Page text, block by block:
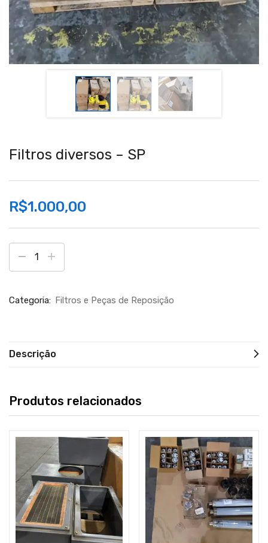
Filtros diversos – SP
R$1.000,00
Categoria: Filtros e Peças de Reposição
Descrição
Produtos relacionados